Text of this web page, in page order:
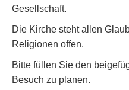
Gesellschaft.
Die Kirche steht allen
Religionen offen.
Bitte füllen Sie den
Besuch zu planen.